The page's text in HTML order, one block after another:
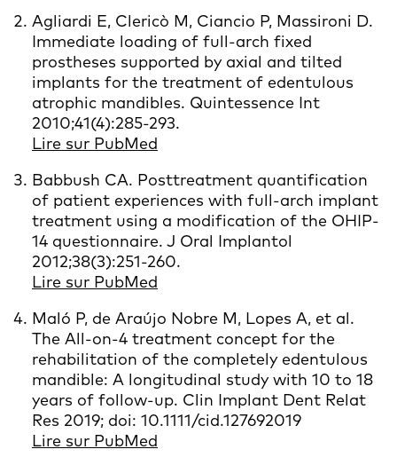
Agliardi E, Clericò M, Ciancio P, Massironi D.
Immediate loading of full-arch fixed
prostheses supported by axial and tilted
implants for the treatment of edentulous
atrophic mandibles. Quintessence Int
2010;41(4):285-293.
Lire sur PubMed
Babbush CA. Posttreatment quantification
of patient experiences with full-arch implant
treatment using a modification of the OHIP-
14 questionnaire. J Oral Implantol
2012;38(3):251-260.
Lire sur PubMed
Maló P, de Araújo Nobre M, Lopes A, et al.
The All-on-4 treatment concept for the
rehabilitation of the completely edentulous
mandible: A longitudinal study with 10 to 18
years of follow-up. Clin Implant Dent Relat
Res 2019; doi: 10.1111/cid.127692019
Lire sur PubMed